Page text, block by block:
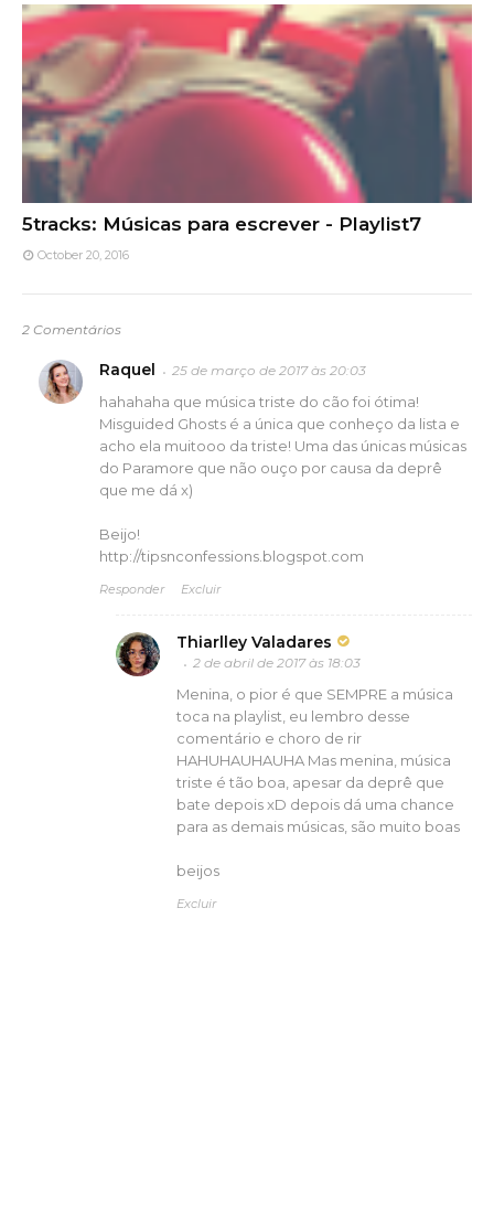
5tracks: Músicas para escrever - Playlist7
October 20, 2016
2 Comentários
Raquel 25 de março de 2017 às 20:03
hahahaha que música triste do cão foi ótima!
Misguided Ghosts é a única que conheço da lista e
acho ela muitooo da triste! Uma das únicas músicas
do Paramore que não ouço por causa da deprê
que me dá x)
Beijo!
http://tipsnconfessions.blogspot.com
Responder Excluir
Thiarlley Valadares
2 de abril de 2017 às 18:03
Menina, o pior é que SEMPRE a música
toca na playlist, eu lembro desse
comentário e choro de rir
HAHUHAUHAUHA Mas menina, música
triste é tão boa, apesar da deprê que
bate depois xD depois dá uma chance
para as demais músicas, são muito boas
beijos
Excluir